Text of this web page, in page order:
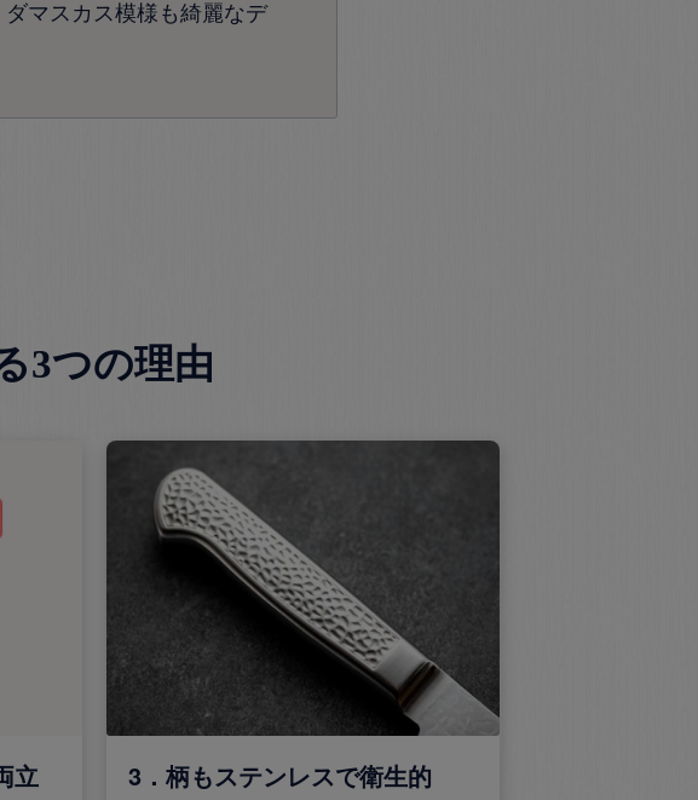
マスカス模様も綺麗なデ
3つの理由
立 3．柄もステンレスで衛生的